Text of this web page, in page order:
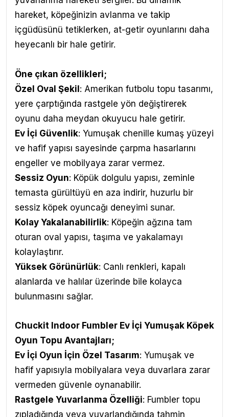
hareket, köpeğinizin avlanma ve takip
içgüdüsünü tetiklerken, at-getir oyunlarını daha
heyecanlı bir hale getirir.
Öne çıkan özellikleri;
Özel Oval Şekil : Amerikan futbolu topu tasarımı,
yere çarptığında rastgele yön değiştirerek
oyunu daha meydan okuyucu hale getirir.
Ev İçi Güvenlik: Yumuşak chenille kumaş yüzeyi
ve hafif yapısı sayesinde çarpma hasarlarını
engeller ve mobilyaya zarar vermez.
Sessiz Oyun: Köpük dolgulu yapısı, zeminle
temasta gürültüyü en aza indirir, huzurlu bir
sessiz köpek oyuncağı deneyimi sunar.
Kolay Yakalanabilirlik: Köpeğin ağzına tam
oturan oval yapısı, taşıma ve yakalamayı
kolaylaştırır.
Yüksek Görünürlük: Canlı renkleri, kapalı
alanlarda ve halılar üzerinde bile kolayca
bulunmasını sağlar.
Chuckit Indoor Fumbler Ev İçi Yumuşak Köpek
Oyun Topu Avantajları;
Ev İçi Oyun İçin Özel Tasarım: Yumuşak ve
hafif yapısıyla mobilyalara veya duvarlara zarar
vermeden güvenle oynanabilir.
Rastgele Yuvarlanma Özelliği: Fumbler topu
zıpladığında veya yuvarlandığında tahmin